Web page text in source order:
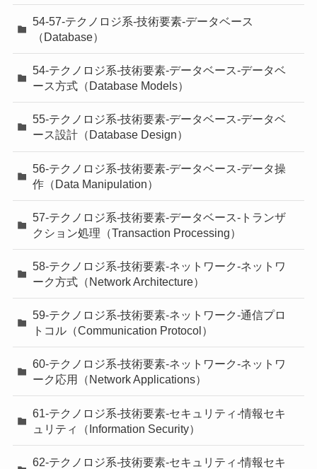
54-57-テクノロジ系-技術要素-データベース
（Database）
54-テクノロジ系-技術要素-データベース-データベ
ース方式（Database Models）
55-テクノロジ系-技術要素-データベース-データベ
ース設計（Database Design）
56-テクノロジ系-技術要素-データベース-データ操
作（Data Manipulation）
57-テクノロジ系-技術要素-データベース-トランザ
クション処理（Transaction Processing）
58-テクノロジ系-技術要素-ネットワーク-ネットワ
ーク方式（Network Architecture）
59-テクノロジ系-技術要素-ネットワーク-通信プロ
トコル（Communication Protocol）
60-テクノロジ系-技術要素-ネットワーク-ネットワ
ーク応用（Network Applications）
61-テクノロジ系-技術要素-セキュリティ-情報セキ
ュリティ（Information Security）
62-テクノロジ系-技術要素-セキュリティ-情報セキ